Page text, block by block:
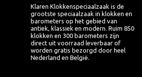
Klaren Klokkenspeciaalzaak is de
grootste speciaalzaak in klokken en
barometers op het gebied van
antiek, klassiek en modern. Ruim 850
klokken en 300 barometers zijn
direct uit voorraad leverbaar of
worden gratis bezorgd door heel
Nederland en België.